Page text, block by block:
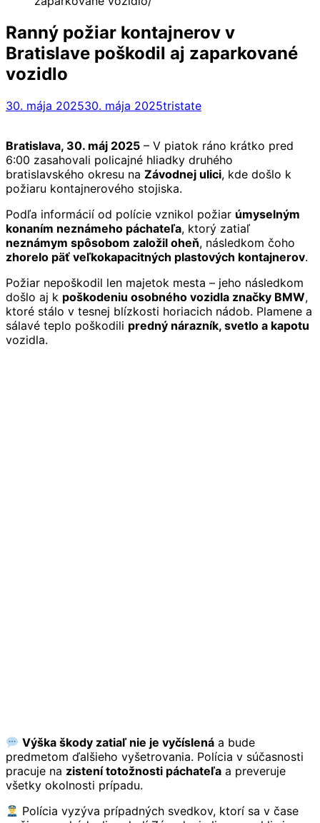
Ranný požiar kontajnerov v
Bratislave poškodil aj zaparkované
vozidlo
30. mája 202530. mája 2025tristate
Bratislava, 30. máj 2025 – V piatok ráno krátko pred
6:00 zasahovali policajné hliadky druhého
bratislavského okresu na Závodnej ulici, kde došlo k
požiaru kontajnerového stojiska.
Podľa informácií od polície vznikol požiar úmyselným
konaním neznámeho páchateľa, ktorý zatiaľ
neznámym spôsobom založil oheň, následkom čoho
zhorelo päť veľkokapacitných plastových kontajnerov.
Požiar nepoškodil len majetok mesta – jeho následkom
došlo aj k poškodeniu osobného vozidla značky BMW,
ktoré stálo v tesnej blízkosti horiacich nádob. Plamene a
sálavé teplo poškodili predný nárazník, svetlo a kapotu
vozidla.
Výška škody zatiaľ nie je vyčíslená a bude
predmetom ďalšieho vyšetrovania. Polícia v súčasnosti
pracuje na zistení totožnosti páchateľa a preveruje
všetky okolnosti prípadu.
Polícia vyzýva prípadných svedkov, ktorí sa v čase